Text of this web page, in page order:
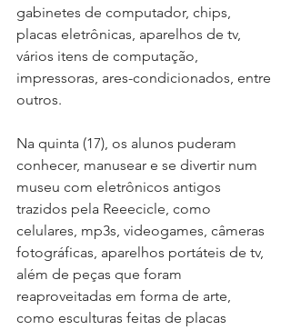
gabinetes de computador, chips,
placas eletrônicas, aparelhos de tv,
vários itens de computação,
impressoras, ares-condicionados, entre
outros.
Na quinta (17), os alunos puderam
conhecer, manusear e se divertir num
museu com eletrônicos antigos
trazidos pela Reeecicle, como
celulares, mp3s, videogames, câmeras
fotográficas, aparelhos portáteis de tv,
além de peças que foram
reaproveitadas em forma de arte,
como esculturas feitas de placas